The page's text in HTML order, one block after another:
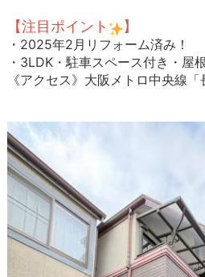
【注目ポイント 】
・2025年2月リフォーム済み！
・3LDK・駐車スペース付き・屋
《アクセス》大阪メトロ中央線